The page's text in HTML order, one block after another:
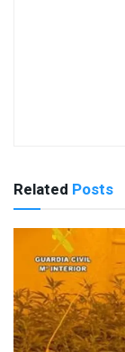
Related Posts